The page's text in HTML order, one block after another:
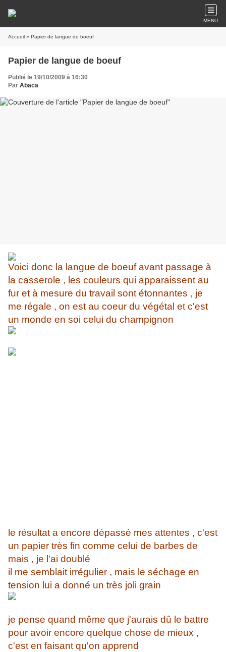
MENU
Accueil » Papier de langue de boeuf
Papier de langue de boeuf
Publié le 19/10/2009 à 16:30
Par Abaca
Voici donc la langue de boeuf avant passage à
la casserole , les couleurs qui apparaissent au
fur et à mesure du travail sont étonnantes , je
me régale , on est au coeur du végétal et c'est
un monde en soi celui du champignon
le résultat a encore dépassé mes attentes , c'est
un papier très fin comme celui de barbes de
mais , je l'ai doublé
il me semblait irrégulier , mais le séchage en
tension lui a donné un très joli grain
je pense quand même que j'aurais dû le battre
pour avoir encore quelque chose de mieux ,
c'est en faisant qu'on apprend